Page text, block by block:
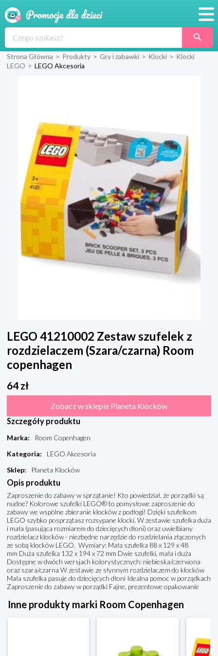
Produkty
Wyprawka
Strona Główna > Produkty > Gry i zabawki > Klocki > Klocki
LEGO > LEGO Akcesoria
LEGO 41210002 Zestaw szufelek z
rozdzielaczem (Szara/czarna) Room
copenhagen
64 zł
Zobacz w sklepie Planeta Klocków
Szczegóły produktu
Marka:
Room Copenhagen
Kategoria:
LEGO Akcesoria
Sklep: Planeta Klocków
Opis produktu
Zaproszenie do zabawy w sprzątanie! Kto powiedział, że porządki są
nudne? Kolorowe szufelki LEGO® to pomysłowe zaproszenie do
zabawy we wspólne zbieranie klocków z podłogi! Dzięki szufelkom
LEGO szybko posprzątasz rozsypane klocki. W zestawie szufelka duża
i mała (pasująca rozmiarem do dziecięcych dłoni) oraz uwielbiany
rozdzielacz klocków - niezbędne narzędzie do rozdzielania złączonych
ze sobą klocków LEGO. Wymiary: Mała szufelka 88 x 129 x 48
mm Duża szufelka 132 x 194 x 72 mm Dwie szufelki, mała i duża
Dostępne w dwóch wersjach kolorystycznych: niebieska/czerwona
oraz szara/czarna W zestawie ze słynnym rozdzielaczem do klocków
Mała szufelka pasuje do dziecięcych dłoni Idealna pomoc w porządkach
Zaproszenie do zabawy w porządki Fajne, prezentowe opakowanie
Inne produkty marki Room Copenhagen